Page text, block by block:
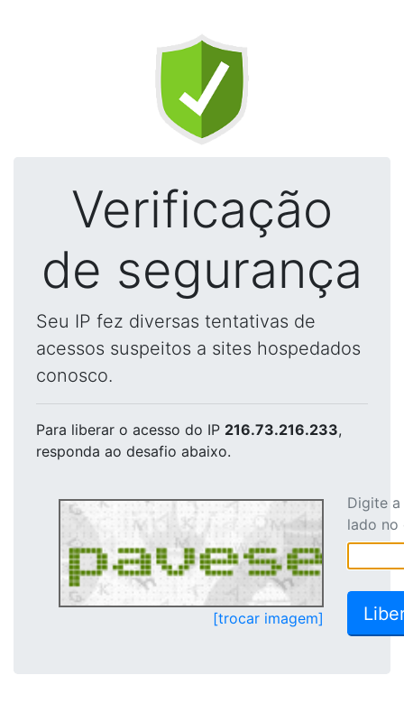
Verificação
de segurança
Seu IP fez diversas tentativas de
acessos suspeitos a sites hospedados
conosco.
Para liberar o acesso do IP 216.73.216.233,
responda ao desafio abaixo.
[trocar imagem]
Digite
lado no